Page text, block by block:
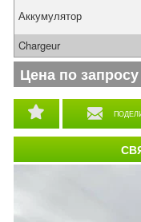
Аккумулятор
Chargeur
Цена по запросу